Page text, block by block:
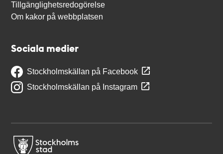
Tillgänglighetsredogörelse
Om kakor på webbplatsen
Sociala medier
Stockholmskällan på Facebook
Stockholmskällan på Instagram